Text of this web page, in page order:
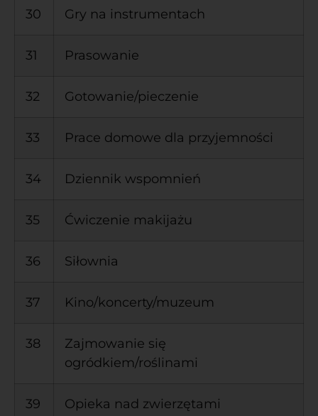
30 Gry na instrumentach
31 Prasowanie
32 Gotowanie/pieczenie
33 Prace domowe dla przyjemności
34 Dziennik wspomnień
35 Ćwiczenie makijażu
36 Siłownia
37 Kino/koncerty/muzeum
38
Zajmowanie się
ogródkiem/roślinami
39 Opieka nad zwierzętami